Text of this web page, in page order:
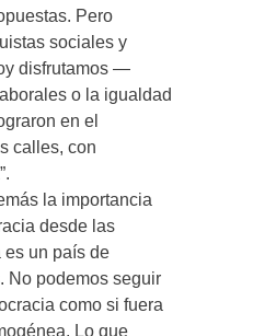
Pero
sociales y
disfrutamos —
o la igualdad
en el
calles, con
la importancia
desde las
es un país de
No podemos seguir
como si fuera
Lo que